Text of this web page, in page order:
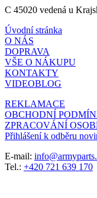
C 45020 vedená u
Úvodní stránka
O NÁS
DOPRAVA
VŠE O NÁKUPU
KONTAKTY
VIDEOBLOG
REKLAMACE
OBCHODNÍ
ZPRACOVÁNÍ
Přihlášení k odběru
E-mail:
Tel.: +420 721 639 170